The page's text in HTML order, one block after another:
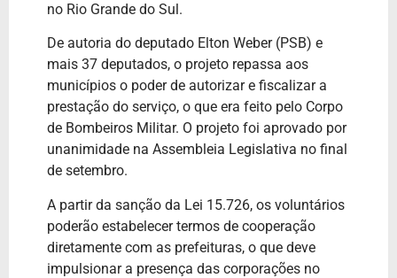
no Rio Grande do Sul.
De autoria do deputado Elton Weber (PSB) e
mais 37 deputados, o projeto repassa aos
municípios o poder de autorizar e fiscalizar a
prestação do serviço, o que era feito pelo Corpo
de Bombeiros Militar. O projeto foi aprovado por
unanimidade na Assembleia Legislativa no final
de setembro.
A partir da sanção da Lei 15.726, os voluntários
poderão estabelecer termos de cooperação
diretamente com as prefeituras, o que deve
impulsionar a presença das corporações no